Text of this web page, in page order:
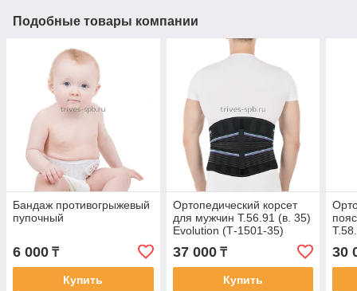
Подобные товары компании
Бандаж противогрыжевый
пупочный
6 000 ₸
Купить
Ортопедический корсет
для мужчин Т.56.91 (в. 35)
Evolution (Т-1501-35)
37 000₸
Купить
30